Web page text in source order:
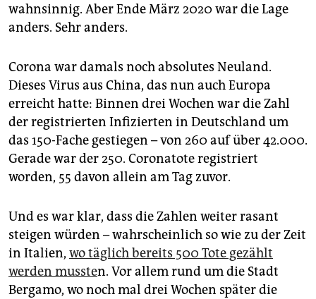
wahnsinnig. Aber Ende März 2020 war die Lage
anders. Sehr anders.
Corona war damals noch absolutes Neuland.
Dieses Virus aus China, das nun auch Europa
erreicht hatte: Binnen drei Wochen war die Zahl
der registrierten Infizierten in Deutschland um
das 150-Fache gestiegen – von 260 auf über 42.000.
Gerade war der 250. Coronatote registriert
worden, 55 davon allein am Tag zuvor.
Und es war klar, dass die Zahlen weiter rasant
steigen würden – wahrscheinlich so wie zu der Zeit
in Italien, wo täglich bereits 500 Tote gezählt
werden mussten. Vor allem rund um die Stadt
Bergamo, wo noch mal drei Wochen später die